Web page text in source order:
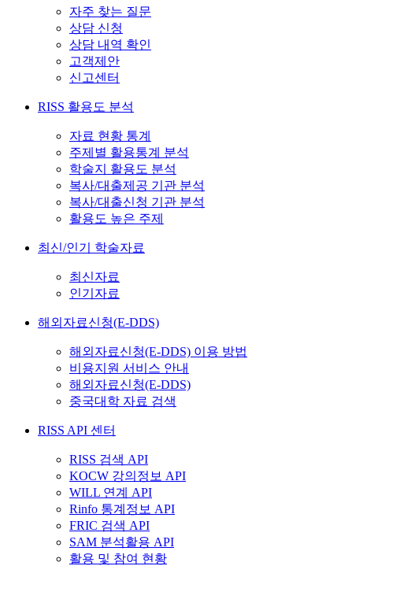
자주 찾는 질문
상담 신청
상담 내역 확인
고객제안
신고센터
RISS 활용도 분석
자료 현황 통계
주제별 활용통계 분석
학술지 활용도 분석
복사/대출제공 기관 분석
복사/대출신청 기관 분석
활용도 높은 주제
최신/인기 학술자료
최신자료
인기자료
해외자료신청(E-DDS)
해외자료신청(E-DDS) 이용 방법
비용지원 서비스 안내
해외자료신청(E-DDS)
중국대학 자료 검색
RISS API 센터
RISS 검색 API
KOCW 강의정보 API
WILL 연계 API
Rinfo 통계정보 API
FRIC 검색 API
SAM 분석활용 API
활용 및 참여 현황